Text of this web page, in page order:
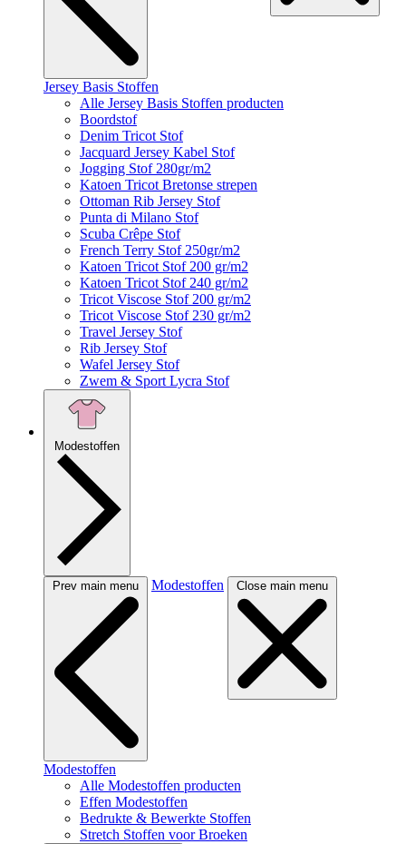
Jersey Basis Stoffen
Alle Jersey Basis Stoffen producten
Boordstof
Denim Tricot Stof
Jacquard Jersey Kabel Stof
Jogging Stof 280gr/m2
Katoen Tricot Bretonse strepen
Ottoman Rib Jersey Stof
Punta di Milano Stof
Scuba Crêpe Stof
French Terry Stof 250gr/m2
Katoen Tricot Stof 200 gr/m2
Katoen Tricot Stof 240 gr/m2
Tricot Viscose Stof 200 gr/m2
Tricot Viscose Stof 230 gr/m2
Travel Jersey Stof
Rib Jersey Stof
Wafel Jersey Stof
Zwem & Sport Lycra Stof
Modestoffen
Prev main menu Modestoffen Close main menu
Modestoffen
Alle Modestoffen producten
Effen Modestoffen
Bedrukte & Bewerkte Stoffen
Stretch Stoffen voor Broeken